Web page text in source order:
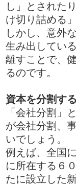
し」とされた
け切り詰める
しかし、意外
生み出してい
離すことで、
るのです。
資本を分割す
「会社分割」
が会社分割、
いでしょう。
例えば、全国
に所在する６
たに設立した